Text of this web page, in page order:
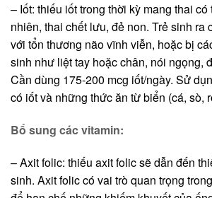
– Iốt: thiếu iốt trong thời kỳ mang thai
nhiên, thai chết lưu, đẻ non. Trẻ sinh ra
với tổn thương não vĩnh viễn, hoặc bị
sinh như liệt tay hoặc chân, nói ngọng,
Cần dùng 175-200 mcg iốt/ngày. Sử
có iốt và những thức ăn từ biển (cá, sò,
Bổ sung các vitamin:
– Axit folic: thiếu axit folic sẽ dẫn đến
sinh. Axit folic có vai trò quan trọng